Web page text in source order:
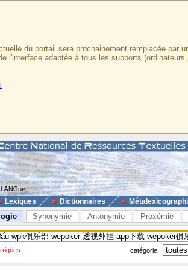
du portail sera prochainement remplacée par
l'interface adaptée à tous les supports
Lexiques Dictionnaires
Synonymie Antonymie Proxémie
catégorie :